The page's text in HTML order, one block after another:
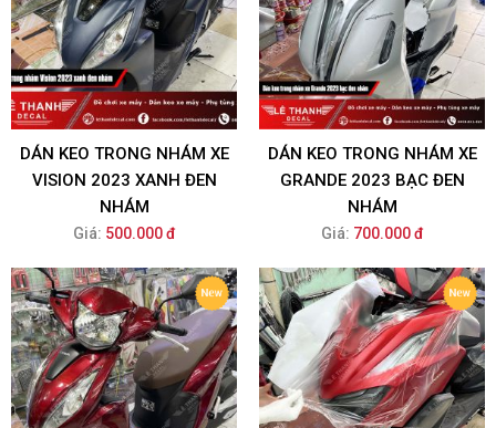
DÁN KEO TRONG NHÁM XE
VISION 2023 XANH ĐEN
NHÁM
Giá: 500.000 đ
DÁN KEO TRONG NHÁM XE
GRANDE 2023 BẠC ĐEN
NHÁM
Giá: 700.000 đ